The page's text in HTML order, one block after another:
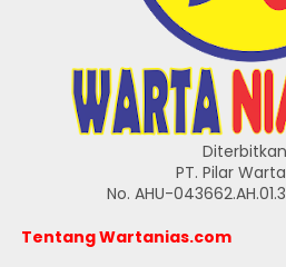
PT. Pilar
No. AHU-
Tentang Wartanias.com